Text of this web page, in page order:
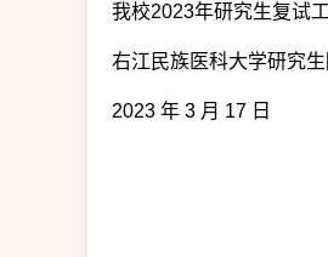
我校2023年研究生复试
右江民族医科大学研究
2023 年 3 月 17 日